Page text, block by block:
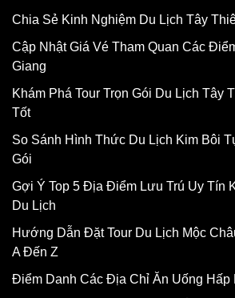
Chia Sẻ Kinh Nghiệm Du Lịch Tây
Cập Nhật Giá Vé Tham Quan Các
Giang
Khám Phá Tour Trọn Gói Du Lịch Tây
Tốt
So Sánh Hình Thức Du Lịch Kim Bôi
Gói
Gợi Ý Top 5 Địa Điểm Lưu Trú Uy Tín
Du Lịch
Hướng Dẫn Đặt Tour Du Lịch Mộc
A Đến Z
Điểm Danh Các Địa Chỉ Ăn Uống Hấp